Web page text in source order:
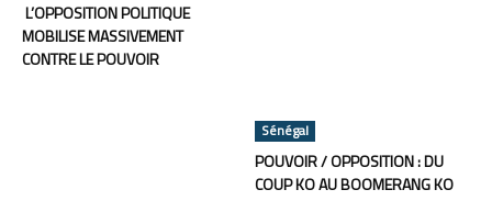
L’OPPOSITION POLITIQUE
MOBILISE MASSIVEMENT
CONTRE LE POUVOIR
Sénégal
POUVOIR / OPPOSITION : DU
COUP KO AU BOOMERANG KO